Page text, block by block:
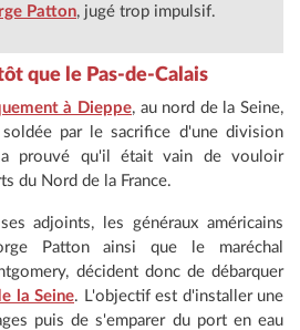
Patton, jugé trop impulsif.
que le Pas-de-Calais
à Dieppe, au nord de la Seine,
par le sacrifice d'une division
a prouvé qu'il était vain de vouloir
du Nord de la France.
adjoints, les généraux américains
Patton ainsi que le maréchal
décident donc de débarquer
la Seine. L'objectif est d'installer une
puis de s'emparer du port en eau